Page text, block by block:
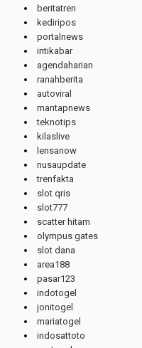
beritatren
kediripos
portalnews
intikabar
agendaharian
ranahberita
autoviral
mantapnews
teknotips
kilaslive
lensanow
nusaupdate
trenfakta
slot qris
slot777
scatter hitam
olympus gates
slot dana
area188
pasar123
indotogel
jonitogel
mariatogel
indosattoto